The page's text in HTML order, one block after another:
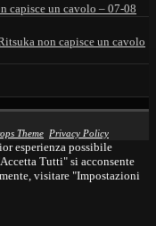
capisce un cavolo – 07-08
non capisce un cavolo
Theme Privacy Policy
esperienza possibile
Tutti" si acconsente
visitare "Impostazioni